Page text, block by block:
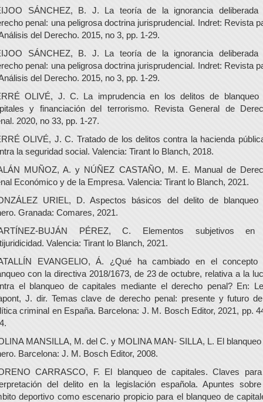
SÁNCHEZ, B. J. La teoría de la ignorancia deliberada
penal: una peligrosa doctrina jurisprudencial. Indret: Revista
del Derecho. 2015, no 3, pp. 1-29.
SÁNCHEZ, B. J. La teoría de la ignorancia deliberada
penal: una peligrosa doctrina jurisprudencial. Indret: Revista
del Derecho. 2015, no 3, pp. 1-29.
OLIVÉ, J. C. La imprudencia en los delitos de blanqueo
y financiación del terrorismo. Revista General de
2020, no 33, pp. 1-27.
OLIVÉ, J. C. Tratado de los delitos contra la hacienda
la seguridad social. Valencia: Tirant lo Blanch, 2018.
MUÑOZ, A. y NÚÑEZ CASTAÑO, M. E. Manual de
Económico y de la Empresa. Valencia: Tirant lo Blanch, 2021.
URIEL, D. Aspectos básicos del delito de blanqueo
Granada: Comares, 2021.
BUJÁN PÉREZ, C. Elementos subjetivos
Valencia: Tirant lo Blanch, 2021.
EVANGELIO, Á. ¿Qué ha cambiado en el concepto
con la directiva 2018/1673, de 23 de octubre, relativa a la
el blanqueo de capitales mediante el derecho penal? En:
J. dir. Temas clave de derecho penal: presente y futuro
criminal en España. Barcelona: J. M. Bosch Editor, 2021, pp.
MANSILLA, M. del C. y MOLINA MAN- SILLA, L. El blanqueo
Barcelona: J. M. Bosch Editor, 2008.
CARRASCO, F. El blanqueo de capitales. Claves
del delito en la legislación española. Apuntes
deportivo como escenario propicio para el blanqueo de